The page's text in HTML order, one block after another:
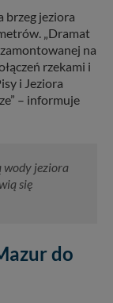
brzeg jeziora
„Dramat
na
rzekami i
i Jeziora
– informuje
wody jeziora
się
do